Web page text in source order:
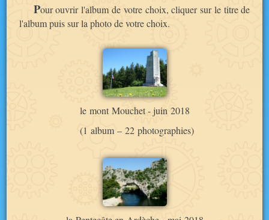
Pour ouvrir l'album de votre choix, cliquer sur le titre de
l'album puis sur la photo de votre choix.
le mont Mouchet - juin 2018
(1 album – 22 photographies)